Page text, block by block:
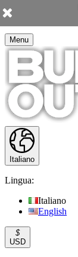
Menu
Italiano
Lingua:
Italiano
English
$
USD